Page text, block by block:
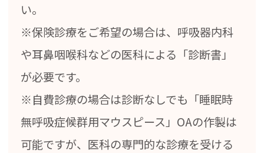
い。
※保険診療をご希望の場合は、呼吸器内科
や耳鼻咽喉科などの医科による「診断書」
が必要です。
※自費診療の場合は診断なしでも「睡眠時
無呼吸症候群用マウスピース」OAの作製は
可能ですが、医科の専門的な診療を受ける